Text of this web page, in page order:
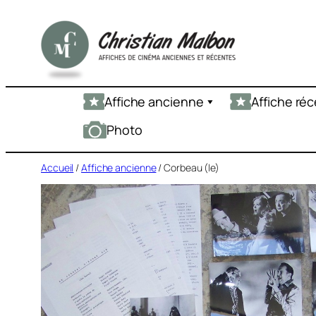
contenu
Affiche ancienne Affiche
Photo
Accueil /Affiche ancienne/ Corbeau (le)